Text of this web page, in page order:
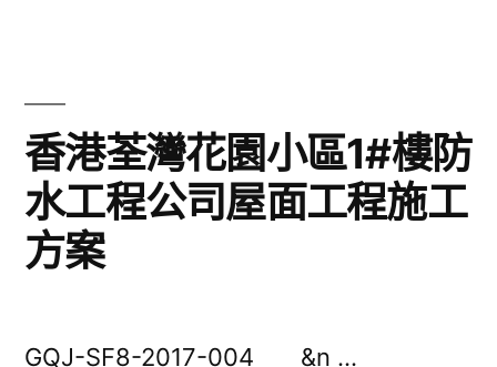
水
工
香港荃灣花園小區1#樓防
水工程公司屋面工程施工
方案
GQJ-SF8-2017-004 &n …